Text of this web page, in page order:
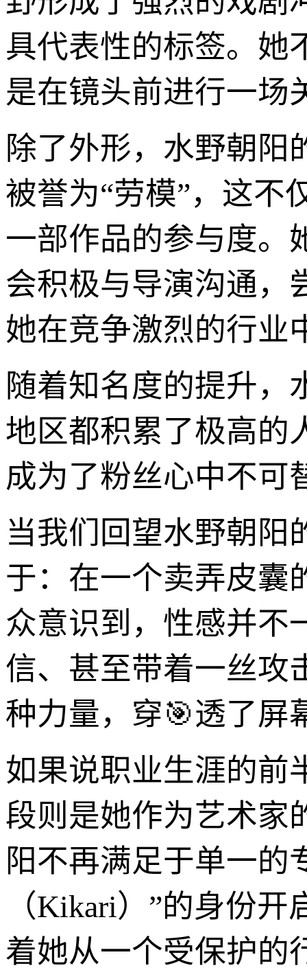
具代表性的标签。她
是在镜头前进行一场
除了外形，水野朝阳
被誉为“劳模”，这不
一部作品的参与度。
会积极与导演沟通，
她在竞争激烈的行业
随着知名度的提升，
地区都积累了极高的
成为了粉丝心中不可
当我们回望水野朝阳
于：在一个卖弄皮囊
众意识到，性感并不
信、甚至带着一丝攻
种力量，穿🎯透了屏
如果说职业生涯的前
段则是她作为艺术家
阳不再满足于单一的
（Kikari）”的身份
着她从一个受保护的